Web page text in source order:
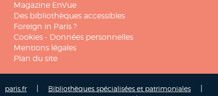
Magazine EnVue
Des bibliothèques accessibles
Foreign in Paris ?
Cookies - Données personnelles
Mentions légales
Plan du site
paris.fr Bibliothèques spécialisées et patrimoniales